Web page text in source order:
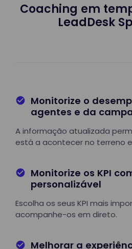
Coaching em
LeadDesk
Monitorize o
agentes e da
A informação atualizada
está a acontecer no terreno
Monitorize os KPI
personalizável
Escolha os seus KPI mais
acompanhe-os em direto.
Melhorar a